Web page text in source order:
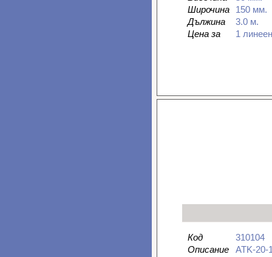
Широчина
150 мм.
Дължина
3.0 м.
Цена за
1
Код
310104
Описание
ATK-20-